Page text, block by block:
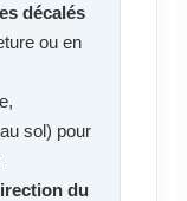
décalés
ou en
sol) pour
du